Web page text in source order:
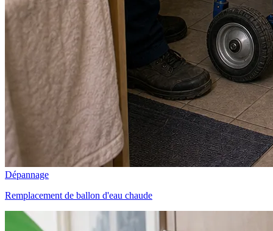
Dépannage
Remplacement de ballon d'eau chaude